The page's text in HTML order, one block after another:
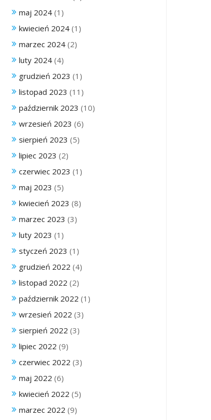
maj 2024 (1)
kwiecień 2024 (1)
marzec 2024 (2)
luty 2024 (4)
grudzień 2023 (1)
listopad 2023 (11)
październik 2023 (10)
wrzesień 2023 (6)
sierpień 2023 (5)
lipiec 2023 (2)
czerwiec 2023 (1)
maj 2023 (5)
kwiecień 2023 (8)
marzec 2023 (3)
luty 2023 (1)
styczeń 2023 (1)
grudzień 2022 (4)
listopad 2022 (2)
październik 2022 (1)
wrzesień 2022 (3)
sierpień 2022 (3)
lipiec 2022 (9)
czerwiec 2022 (3)
maj 2022 (6)
kwiecień 2022 (5)
marzec 2022 (9)